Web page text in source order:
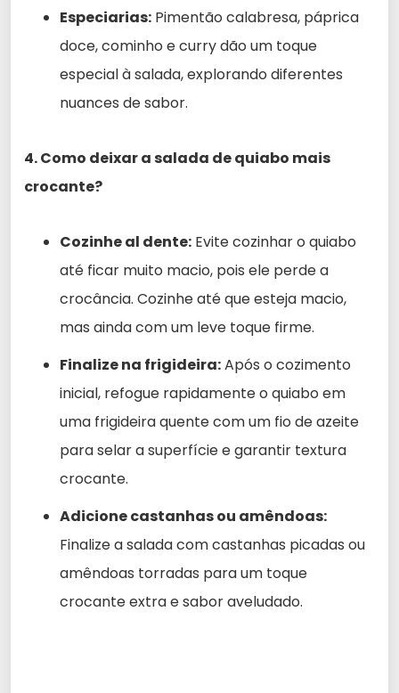
Especiarias: Pimentão calabresa, páprica
doce, cominho e curry dão um toque
especial à salada, explorando diferentes
nuances de sabor.
4. Como deixar a salada de quiabo mais
crocante?
Cozinhe al dente: Evite cozinhar o quiabo
até ficar muito macio, pois ele perde a
crocância. Cozinhe até que esteja macio,
mas ainda com um leve toque firme.
Finalize na frigideira:Após o cozimento
inicial, refogue rapidamente o quiabo em
uma frigideira quente com um fio de azeite
para selar a superfície e garantir textura
crocante.
Adicione castanhas ou amêndoas:
Finalize a salada com castanhas picadas ou
amêndoas torradas para um toque
crocante extra e sabor aveludado.